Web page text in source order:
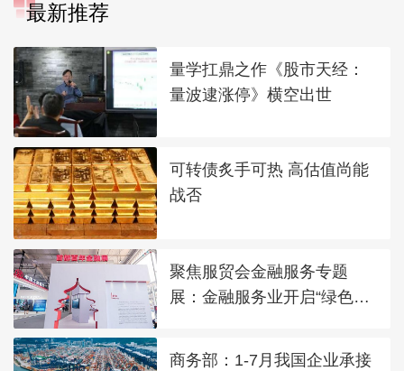
最新推荐
量学扛鼎之作《股市天经：
量波逮涨停》横空出世
可转债炙手可热 高估值尚能
战否
聚焦服贸会金融服务专题
展：金融服务业开启“绿色加
商务部：1-7月我国企业承接